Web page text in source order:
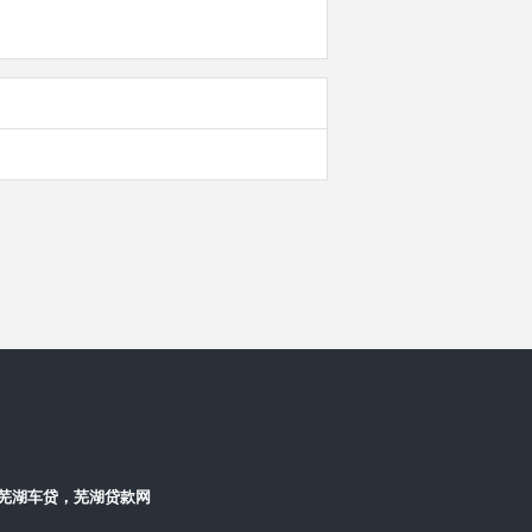
湖车贷，芜湖贷款网